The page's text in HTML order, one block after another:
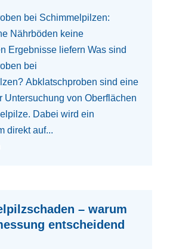
bei Schimmelpilzen:
Nährböden keine
Ergebnisse liefern Was sind
bei
Abklatschproben sind eine
Untersuchung von Oberflächen
Dabei wird ein
direkt auf...
– warum
entscheidend